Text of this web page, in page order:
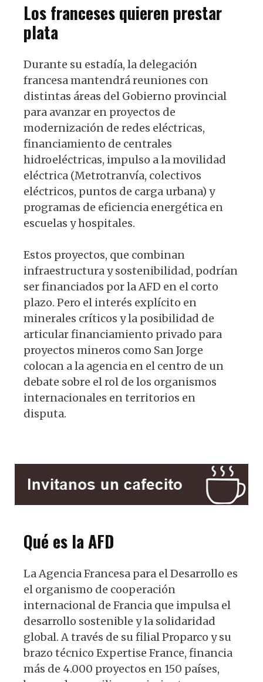
Los franceses quieren prestar
plata
Durante su estadía, la delegación
francesa mantendrá reuniones con
distintas áreas del Gobierno provincial
para avanzar en proyectos de
modernización de redes eléctricas,
financiamiento de centrales
hidroeléctricas, impulso a la movilidad
eléctrica (Metrotranvía, colectivos
eléctricos, puntos de carga urbana) y
programas de eficiencia energética en
escuelas y hospitales.
Estos proyectos, que combinan
infraestructura y sostenibilidad, podrían
ser financiados por la AFD en el corto
plazo. Pero el interés explícito en
minerales críticos y la posibilidad de
articular financiamiento privado para
proyectos mineros como San Jorge
colocan a la agencia en el centro de un
debate sobre el rol de los organismos
internacionales en territorios en
disputa.
Qué es la AFD
La Agencia Francesa para el Desarrollo es
el organismo de cooperación
internacional de Francia que impulsa el
desarrollo sostenible y la solidaridad
global. A través de su filial Proparco y su
brazo técnico Expertise France, financia
más de 4.000 proyectos en 150 países,